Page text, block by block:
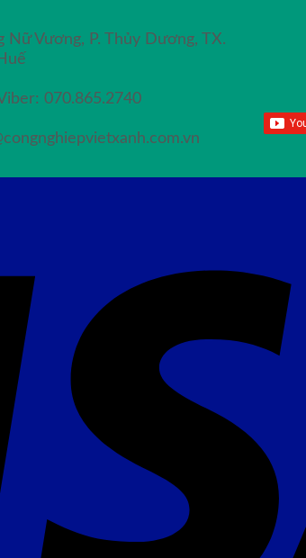
Nữ Vương, P. Thủy Dương, TX.
070.865.2740